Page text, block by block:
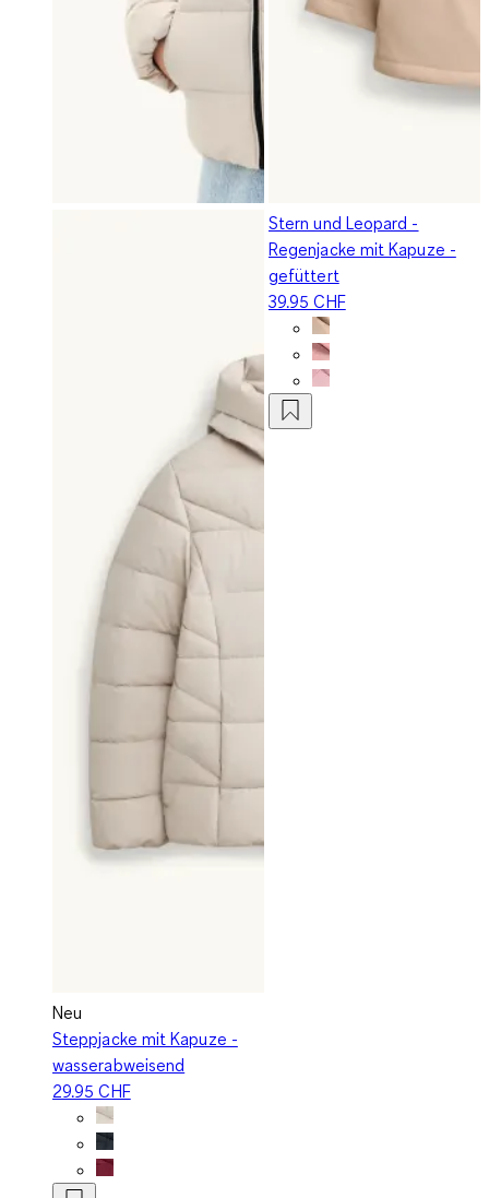
Neu
Steppjacke mit Kapuze -
wasserabweisend
29.95 CHF
Stern und Leopard -
Regenjacke mit Kapuze -
gefüttert
39.95 CHF